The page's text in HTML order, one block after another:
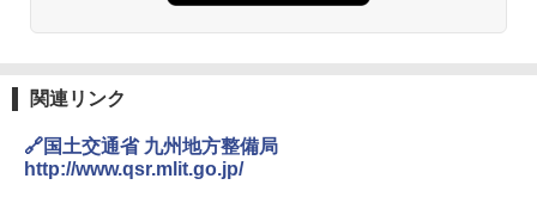
￥6,459
関連リンク
🔗国土交通省 九州地方整備局
http://www.qsr.mlit.go.jp/